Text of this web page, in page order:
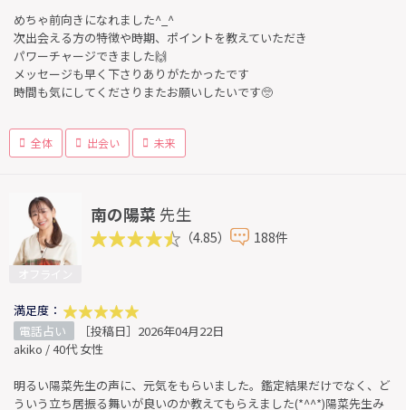
めちゃ前向きになれました^_^
次出会える方の特徴や時期、ポイントを教えていただき
パワーチャージできました🙌
メッセージも早く下さりありがたかったです
時間も気にしてくださりまたお願いしたいです🥺
全体 出会い 未来
南の陽菜 先生
（4.85） 188件
満足度：
電話占い
［投稿日］2026年04月22日
akiko / 40代 女性
明るい陽菜先生の声に、元気をもらいました。鑑定結果だけでなく、ど
ういう立ち居振る舞いが良いのか教えてもらえました(*^^*)陽菜先生み